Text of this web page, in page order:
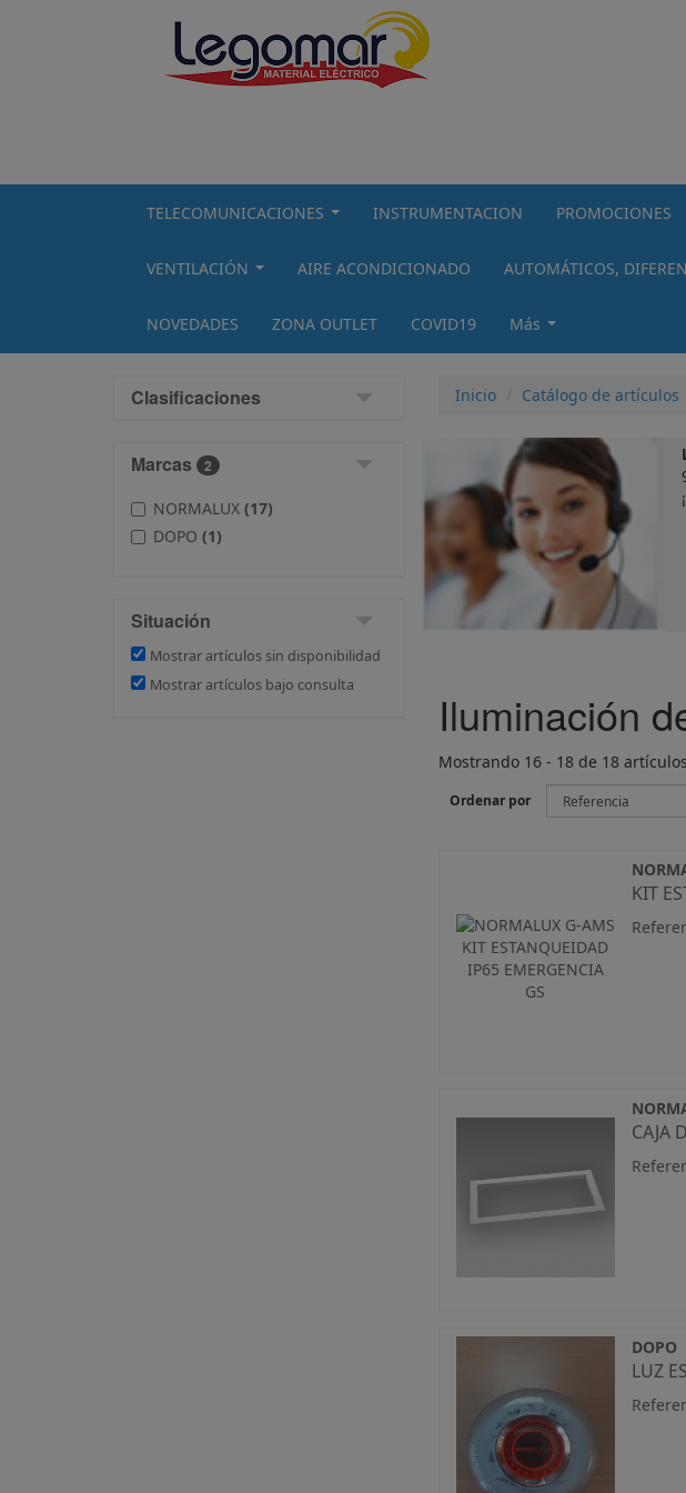
TELECOMUNICACIONES INSTRUMENTACION PROMOCIONES
VENTILACIÓN AIRE ACONDICIONADO AUTOMÁTICOS,
NOVEDADES ZONA OUTLET COVID19 Más
Clasificaciones
Marcas 2
NORMALUX (17)
DOPO (1)
Situación
Mostrar artículos sin disponibilidad
Mostrar artículos bajo consulta
Inicio Catálogo de artículos
Iluminación
Mostrando 16 - 18 de 18
Ordenar por
KIT
CAJA
DOPO
LUZ